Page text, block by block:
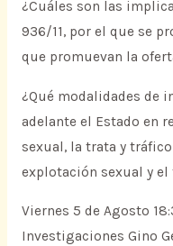
¿Cuáles son las
936/11, por el que se
que promuevan la
¿Qué modalidades de
adelante el Estado en
sexual, la trata y
explotación sexual y el
Viernes 5 de Agosto
Investigaciones Gino